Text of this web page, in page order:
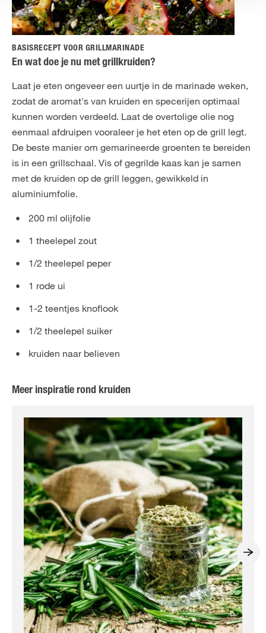
BASISRECEPT VOOR GRILLMARINADE
En wat doe je nu met grillkruiden?
Laat je eten ongeveer een uurtje in de marinade weken,
zodat de aromat's van kruiden en specerijen optimaal
kunnen worden verdeeld. Laat de overtolige olie nog
eenmaal afdruipen vooraleer je het eten op de grill legt.
De beste manier om gemarineerde groenten te bereiden
is in een grillschaal. Vis of gegrilde kaas kan je samen
met de kruiden op de grill leggen, gewikkeld in
aluminiumfolie.
200 ml olijfolie
1 theelepel zout
1/2 theelepel peper
1 rode ui
1-2 teentjes knoflook
1/2 theelepel suiker
kruiden naar believen
Meer inspiratie rond kruiden